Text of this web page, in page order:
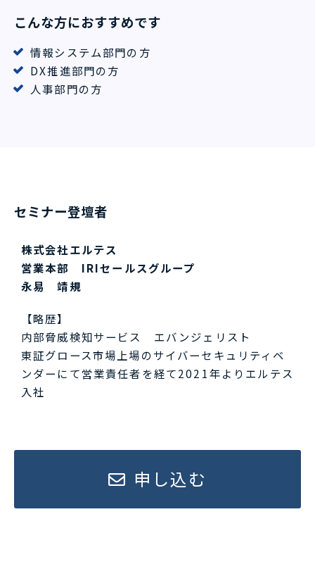
こんな方におすすめです
情報システム部門の方
DX推進部門の方
人事部門の方
セミナー登壇者
株式会社エルテス
営業本部 IRIセールスグループ
永易 靖規
【略歴】
内部脅威検知サービス エバンジェリスト
東証グロース市場上場のサイバーセキュリティベ
ンダーにて営業責任者を経て2021年よりエルテス
入社
申し込む